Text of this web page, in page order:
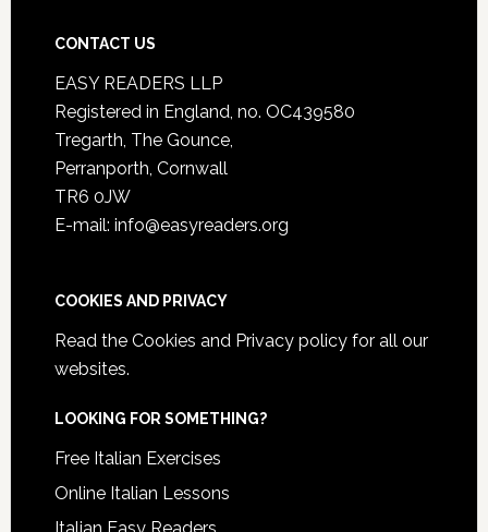
CONTACT US
EASY READERS LLP
Registered in England, no. OC439580
Tregarth, The Gounce,
Perranporth, Cornwall
TR6 0JW
E-mail: info@easyreaders.org
COOKIES AND PRIVACY
Read the Cookies and Privacy policyfor all our
websites.
LOOKING FOR SOMETHING?
Free Italian Exercises
Online Italian Lessons